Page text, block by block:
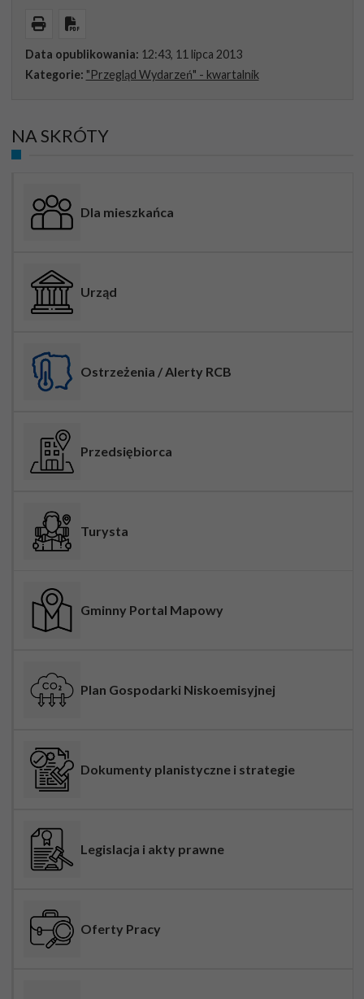
WydrukujPobierz PDF
Data opublikowania: 12:43, 11 lipca 2013
Kategorie: "Przegląd Wydarzeń" - kwartalnik
NA SKRÓTY
Dla mieszkańca
Urząd
Ostrzeżenia / Alerty RCB
Przedsiębiorca
Turysta
Gminny Portal Mapowy
Plan Gospodarki Niskoemisyjnej
Dokumenty planistyczne i strategie
Legislacja i akty prawne
Oferty Pracy